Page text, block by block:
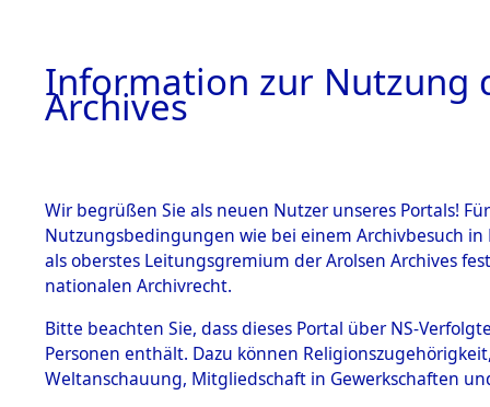
BESTÄNDE
1.
Inhaftierungsdoku
mente
1.2.9 Beim ITS
0008
Information zur Nutzung
Archives
Wir begrüßen Sie als neuen Nutzer unseres Portals!
Nutzungsbedingungen wie bei einem Archivbesuch
als oberstes Leitungsgremium der Arolsen Archives
nationalen Archivrecht.
Bitte beachten Sie, dass dieses Portal über NS-
Personen enthält. Dazu können
Weltanschauung, Mitgliedschaft in Gewerkschaften